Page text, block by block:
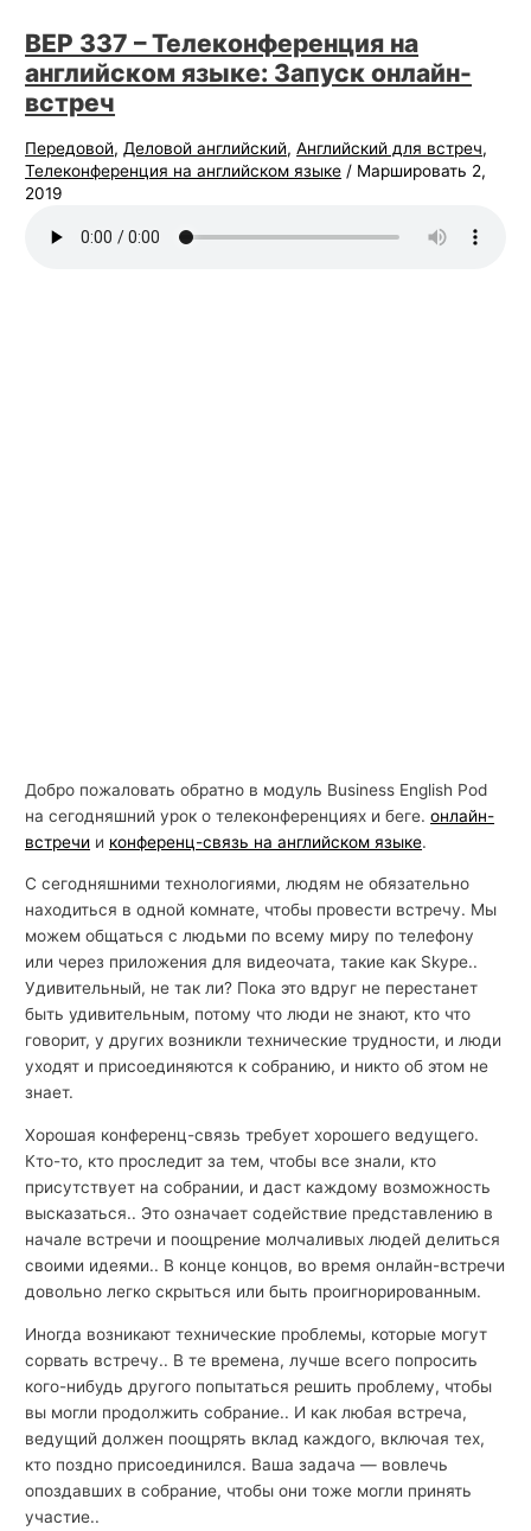
BEP 337 – Телеконференция на
английском языке: Запуск онлайн-
встреч
Передовой,Деловой английский,Английский для встреч,
Телеконференция на английском языке / Маршировать 2,
2019
Добро пожаловать обратно в модуль Business English Pod
на сегодняшний урок о телеконференциях и беге.онлайн-
встречи и конференц-связь на английском языке.
С сегодняшними технологиями, людям не обязательно
находиться в одной комнате, чтобы провести встречу. Мы
можем общаться с людьми по всему миру по телефону
или через приложения для видеочата, такие как Skype..
Удивительный, не так ли? Пока это вдруг не перестанет
быть удивительным, потому что люди не знают, кто что
говорит, у других возникли технические трудности, и люди
уходят и присоединяются к собранию, и никто об этом не
знает.
Хорошая конференц-связь требует хорошего ведущего.
Кто-то, кто проследит за тем, чтобы все знали, кто
присутствует на собрании, и даст каждому возможность
высказаться.. Это означает содействие представлению в
начале встречи и поощрение молчаливых людей делиться
своими идеями.. В конце концов, во время онлайн-встречи
довольно легко скрыться или быть проигнорированным.
Иногда возникают технические проблемы, которые могут
сорвать встречу.. В те времена, лучше всего попросить
кого-нибудь другого попытаться решить проблему, чтобы
вы могли продолжить собрание.. И как любая встреча,
ведущий должен поощрять вклад каждого, включая тех,
кто поздно присоединился. Ваша задача — вовлечь
опоздавших в собрание, чтобы они тоже могли принять
участие..